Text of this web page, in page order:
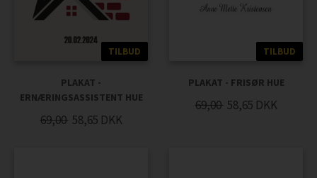
TILBUD
PLAKAT -
ERNÆRINGSASSISTENT HUE
69,00 58,65 DKK
TILBUD
PLAKAT - FRISØR HUE
69,00 58,65 DKK